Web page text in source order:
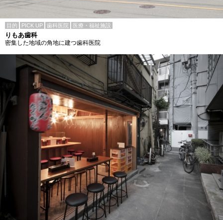
目的 PICK UP 歯科医院 医療・福祉施設
りもあ歯科
密集した地域の角地に建つ歯科医院